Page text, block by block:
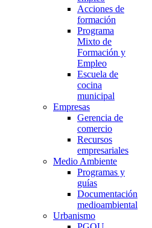
Acciones de
formación
Programa
Mixto de
Formación y
Empleo
Escuela de
cocina
municipal
Empresas
Gerencia de
comercio
Recursos
empresariales
Medio Ambiente
Programas y
guías
Documentación
medioambiental
Urbanismo